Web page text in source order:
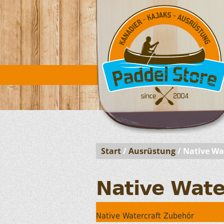
Start/ Ausrüstung/ Native
Native
Native Watercraft Zubehör